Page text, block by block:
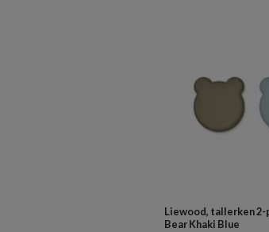
Liewood, tallerken 2-
Bear Khaki Blue